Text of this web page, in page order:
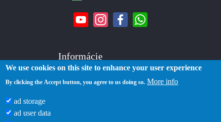
Informácie
O nás
We use cookies on this site to enhance your user experience
By clicking the Accept button, you agree to us doing so. More info
ad storage
ad user data